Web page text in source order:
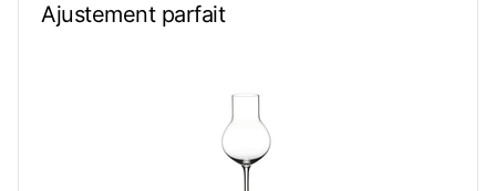
Ajustement parfait